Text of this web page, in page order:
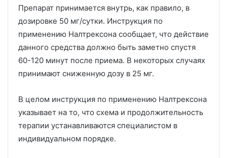
Препарат принимается внутрь, как правило, в
дозировке 50 мг/сутки. Инструкция по
применению Налтрексона сообщает, что действие
данного средства должно быть заметно спустя
60-120 минут после приема. В некоторых случаях
принимают сниженную дозу в 25 мг.
В целом инструкция по применению Налтрексона
указывает на то, что схема и продолжительность
терапии устанавливаются специалистом в
индивидуальном порядке.